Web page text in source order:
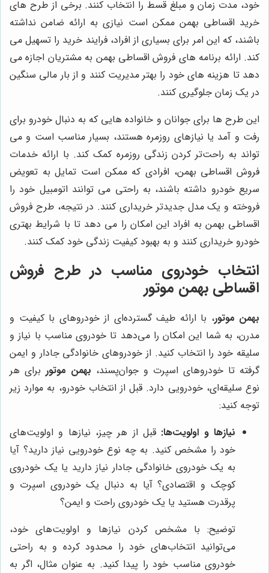
خود، مدت زمان و مبلغ قسط را انتخاب کنند. برخی از طرح های
خرید اقساطی بهمن ممکن است نیازی به ارائه ضامن نداشته
باشند، که این امر برای بسیاری از افراد، فرایند خرید را تسهیل می
کند. ارائه برنامه های فروش اقساطی بهمن به مشتریان اجازه می
دهد تا هزینه های خود را بهتر مدیریت کنند و از بار مالی سنگین
در یک زمان جلوگیری کنند.
این طرح ها برای جوانان و خانواده هایی که به دنبال خودرو برای
رفت و آمد یا نیازهای روزمره هستند، بسیار مناسب است و می
تواند به راحت‌تر کردن زندگی روزمره کمک کند. با ارائه خدمات
فروش اقساطی بهمن، افرادی که ممکن است تمایل به تعویض
سریع خودرو داشته باشند، به راحتی می توانند اتومبیل خود را
فروخته و یک مدل جدیدتر خریداری کنند. در نتیجه، طرح فروش
اقساطی بهمن به افراد این امکان را می دهد تا با شرایط بهتری
خودرو خریداری کنند و به بهبود کیفیت زندگی خود کمک کنند.
انتخاب خودروی مناسب در طرح فروش
اقساطی بهمن موتور
بهمن موتور، با ارائه طیف گسترده‌ای از خودروهای با کیفیت و
مدرن، به شما این امکان را می‌دهد تا خودروی مناسب با نیاز و
سلیقه خود را انتخاب کنید. از خودروهای خانوادگی جادار و ایمن
گرفته تا خودروهای اسپرت و جوان‌پسند، بهمن موتور برای هر
نوع سلیقه‌ای، خودرویی دارد. قبل از انتخاب خودرو، به موارد زیر
توجه کنید:
نیازها و اولویت‌ها: قبل از هر چیز، نیازها و اولویت‌های
خود را مشخص کنید. به چه نوع خودرویی نیاز دارید؟ آیا
به یک خودروی خانوادگی جادار نیاز دارید یا یک خودروی
کوچک و اقتصادی؟ آیا به دنبال یک خودروی اسپرت و
پرقدرت هستید یا یک خودروی راحت و ایمن؟
توضیح: با مشخص کردن نیازها و اولویت‌های خود،
می‌توانید انتخاب‌های خود را محدود کرده و به راحتی
خودروی مناسب خود را پیدا کنید. به عنوان مثال، اگر به